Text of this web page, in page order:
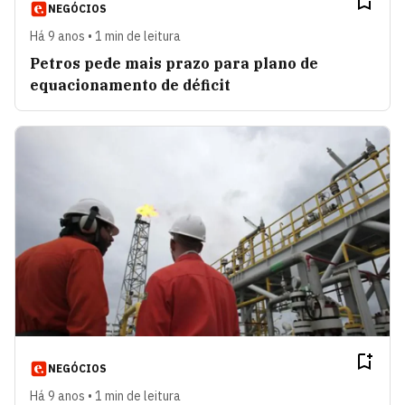
NEGÓCIOS
Há 9 anos • 1 min de leitura
Petros pede mais prazo para plano de
equacionamento de déficit
NEGÓCIOS
Há 9 anos • 1 min de leitura